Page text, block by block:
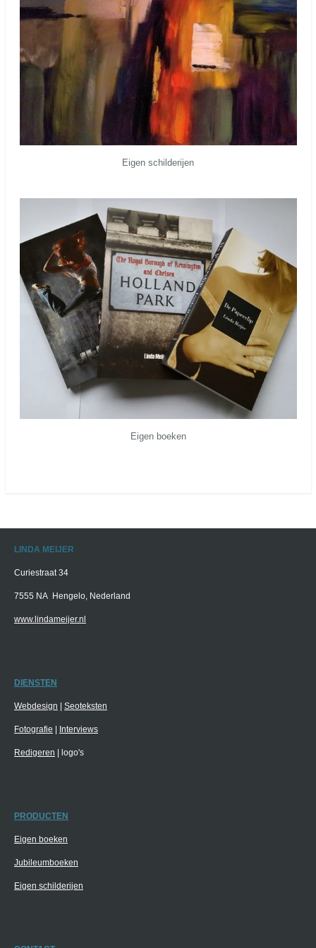
Eigen schilderijen
Eigen boeken
LINDA MEIJER
Curiestraat 34
7555 NA Hengelo, Nederland
www.lindameijer.nl
DIENSTEN
Webdesign Seoteksten
Fotografie Interviews
Redigeren | logo's
PRODUCTEN
Eigen boeken
Jubileumboeken
Eigen schilderijen